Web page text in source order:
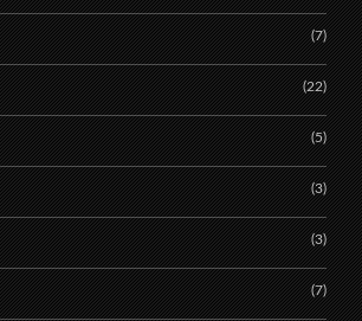
(7)
(22)
(5)
(3)
(3)
(7)